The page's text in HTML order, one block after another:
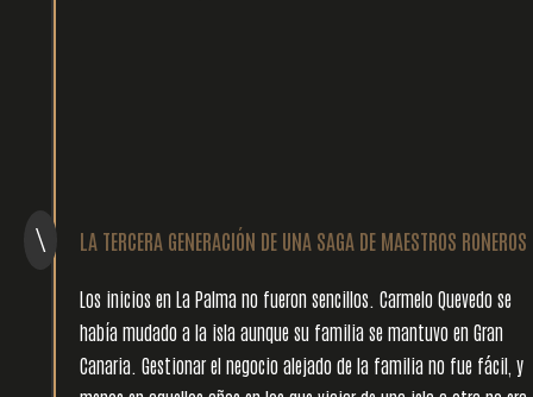
\ LA TERCERA GENERACIÓN DE UNA SAGA DE MAESTROS RONEROS
Los inicios en La Palma no fueron sencillos. Carmelo Quevedo se
había mudado a la isla aunque su familia se mantuvo en Gran
Canaria. Gestionar el negocio alejado de la familia no fue fácil, y